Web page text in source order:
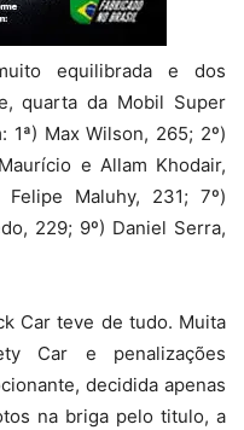
equilibrada e dos
quarta da Mobil Super
1ª) Max Wilson, 265; 2º)
e Allam Khodair,
Maluhy, 231; 7º)
229; 9º) Daniel Serra,
Car teve de tudo. Muita
Car e penalizações
decidida apenas
na briga pelo titulo, a